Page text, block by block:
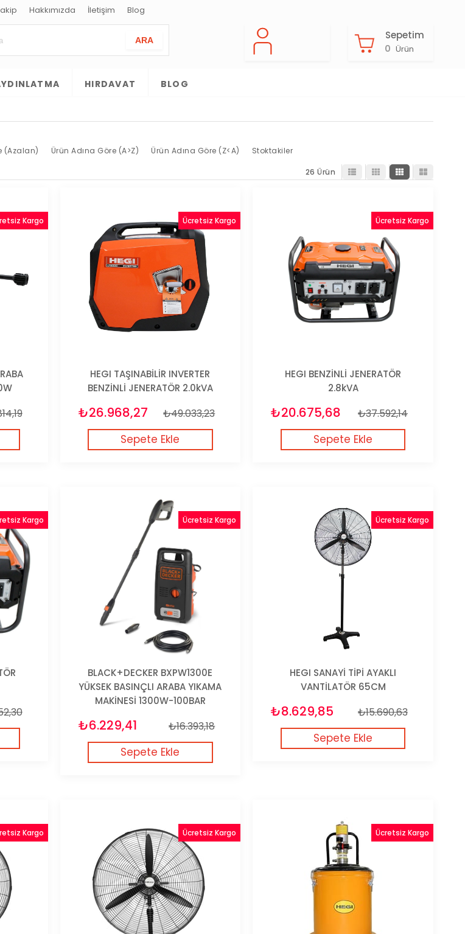
Hakkımızda İletişim Blog
Sepetim
0 Ürün
HIRDAVAT BLOG
(Azalan) Ürün Adına Göre (A>Z) Ürün Adına Göre (Z<A) Stoktakiler
26 Ürün
Kargo
HEGI TAŞINABİLİR INVERTER
BENZİNLİ JENERATÖR 2.0kVA
₺26.968,27 ₺49.033,23
Sepete Ekle
Ücretsiz Kargo
HEGI BENZİNLİ JENERATÖR
2.8kVA
₺20.675,68 ₺37.592,14
Sepete Ekle
Ücretsiz Kargo
Kargo
BLACK+DECKER BXPW1300E
YÜKSEK BASINÇLI ARABA YIKAMA
MAKİNESİ 1300W-100BAR
₺6.229,41 ₺16.393,18
Sepete Ekle
Ücretsiz Kargo
HEGI SANAYİ TİPİ AYAKLI
VANTİLATÖR 65CM
₺8.629,85 ₺15.690,63
Sepete Ekle
Ücretsiz Kargo
Kargo Ücretsiz Kargo Ücretsiz Kargo